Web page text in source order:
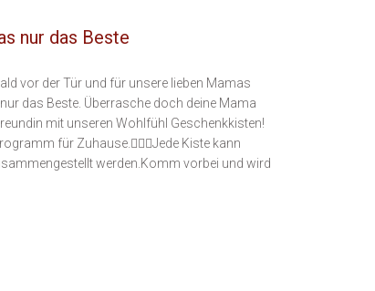
nur das Beste
vor der Tür und für unsere lieben Mamas
das Beste. Überrasche doch deine Mama
mit unseren Wohlfühl Geschenkkisten!
für Zuhause.💆🏼‍♀️Jede Kiste kann
werden.Komm vorbei und wird